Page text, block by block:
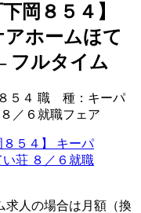
岡８５４】
アホームほて
フルタイム
５４ 職 種： キーパ
／６就職フェア
求人の場合は月額（換